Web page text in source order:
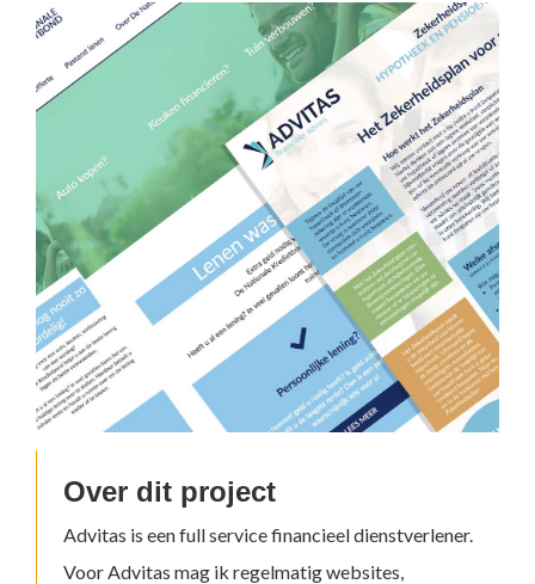
Over dit project
Advitas is een full service financieel dienstverlener.
Voor Advitas mag ik regelmatig websites,